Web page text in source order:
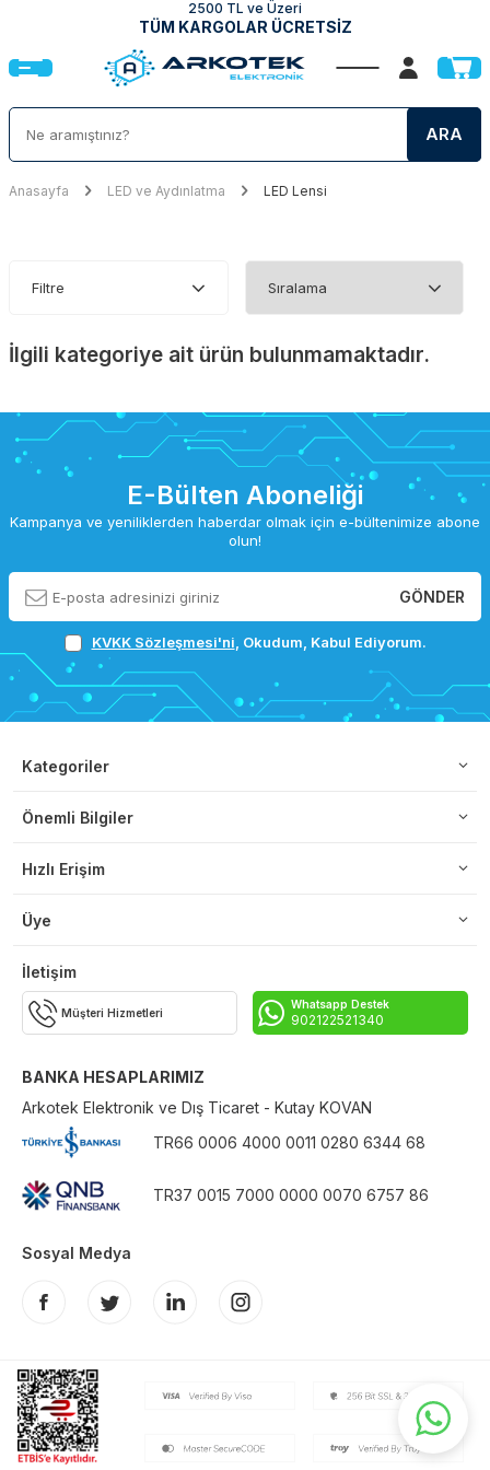
2500 TL ve Üzeri
TÜM KARGOLAR ÜCRETSİZ
ARA
Anasayfa LED ve Aydınlatma LED Lensi
Filtre
İlgili kategoriye ait ürün bulunmamaktadır.
E-Bülten Aboneliği
Kampanya ve yeniliklerden haberdar olmak için e-bültenimize abone
olun!
GÖNDER
KVKK Sözleşmesi'ni , Okudum, Kabul Ediyorum.
Kategoriler
Önemli Bilgiler
Hızlı Erişim
Üye
İletişim
Müşteri Hizmetleri
Whatsapp Destek
902122521340
BANKA HESAPLARIMIZ
Arkotek Elektronik ve Dış Ticaret - Kutay KOVAN
TR66 0006 4000 0011 0280 6344 68
TR37 0015 7000 0000 0070 6757 86
Sosyal Medya